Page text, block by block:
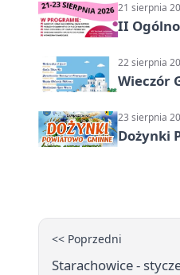
21 sierpnia
II
22 sierpnia
Wieczór
23 sierpnia
Dożynki
<< Poprzedni
Starachowice -